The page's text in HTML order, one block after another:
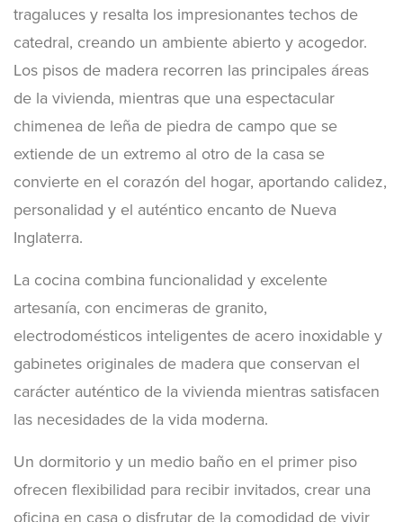
tragaluces y resalta los impresionantes techos de
catedral, creando un ambiente abierto y acogedor.
Los pisos de madera recorren las principales áreas
de la vivienda, mientras que una espectacular
chimenea de leña de piedra de campo que se
extiende de un extremo al otro de la casa se
convierte en el corazón del hogar, aportando calidez,
personalidad y el auténtico encanto de Nueva
Inglaterra.
La cocina combina funcionalidad y excelente
artesanía, con encimeras de granito,
electrodomésticos inteligentes de acero inoxidable y
gabinetes originales de madera que conservan el
carácter auténtico de la vivienda mientras satisfacen
las necesidades de la vida moderna.
Un dormitorio y un medio baño en el primer piso
ofrecen flexibilidad para recibir invitados, crear una